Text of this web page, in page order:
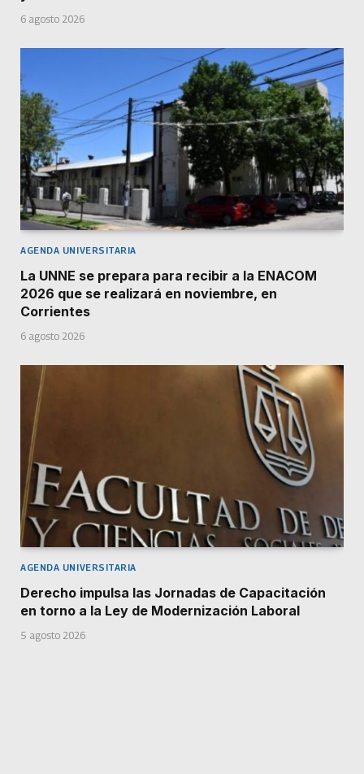
6 agosto 2026
AGENDA UNIVERSITARIA
La UNNE se prepara para recibir a la ENACOM
2026 que se realizará en noviembre, en
Corrientes
6 agosto 2026
AGENDA UNIVERSITARIA
Derecho impulsa las Jornadas de Capacitación
en torno a la Ley de Modernización Laboral
5 agosto 2026